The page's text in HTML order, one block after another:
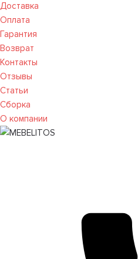
Доставка
Оплата
Гарантия
Возврат
Контакты
Отзывы
Статьи
Сборка
О компании